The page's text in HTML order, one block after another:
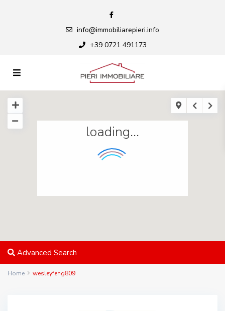
info@immobiliarepieri.info
+39 0721 491173
loading...
Advanced Search
Home wesleyfeng809